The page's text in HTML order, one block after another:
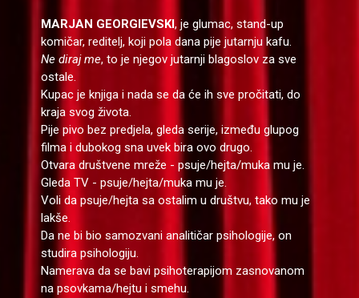
MARJAN GEORGIEVSKI, je glumac, stand-up
komičar, reditelj, koji pola dana pije jutarnju kafu.
Ne diraj me, to je njegov jutarnji blagoslov za sve
ostale.
Kupac je knjiga i nada se da će ih sve pročitati, do
kraja svog života.
Pije pivo bez predjela, gleda serije, između glupog
filma i dubokog sna uvek bira ovo drugo.
Otvara društvene mreže - psuje/hejta/muka mu je.
Gleda TV - psuje/hejta/muka mu je.
Voli da psuje/hejta sa ostalim u društvu, tako mu je
lakše.
Da ne bi bio samozvani analitičar psihologije, on
studira psihologiju.
Namerava da se bavi psihoterapijom zasnovanom
na psovkama/hejtu i smehu.